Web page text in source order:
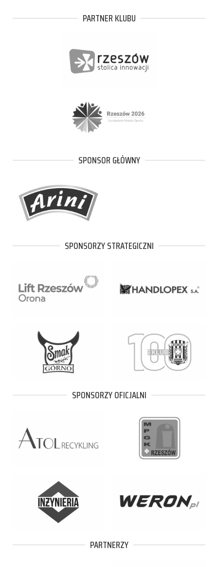
PARTNER KLUBU
SPONSOR GŁÓWNY
SPONSORZY STRATEGICZNI
SPONSORZY OFICJALNI
PARTNERZY